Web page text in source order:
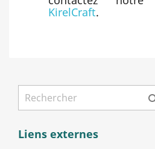
KirelCraft.
Liens externes